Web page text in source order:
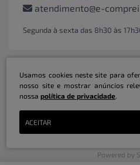
atendimento@e-
Segunda à sexta das 8h30 às
Marketplace B2B Serviços Inteligentes
Powered by
Usamos cookies neste site para
nosso site e mostrar anúncios
nossapolítica de privacidade.
ACEITAR